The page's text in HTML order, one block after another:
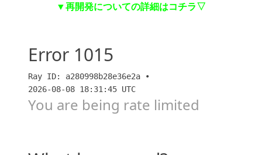
▼再開発についての詳細はコチラ▽
価格アリ！『マストスクエア金山』の考察【スムハジ
メ】